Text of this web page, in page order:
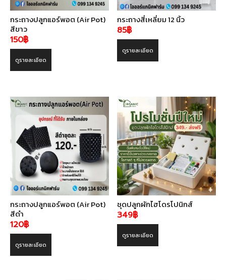
กระถางปลูกแอร์พอต (Air Pot)
สีขาว
150฿
ดูรายละเอียด
กระถางสี่เหลี่ยม 12 นิ้ว
85฿
ดูรายละเอียด
กระถางปลูกแอร์พอต (Air Pot)
สีดำ
120฿
ดูรายละเอียด
ชุดปลูกผักไฮโดรโปนิกส์
349฿
ดูรายละเอียด